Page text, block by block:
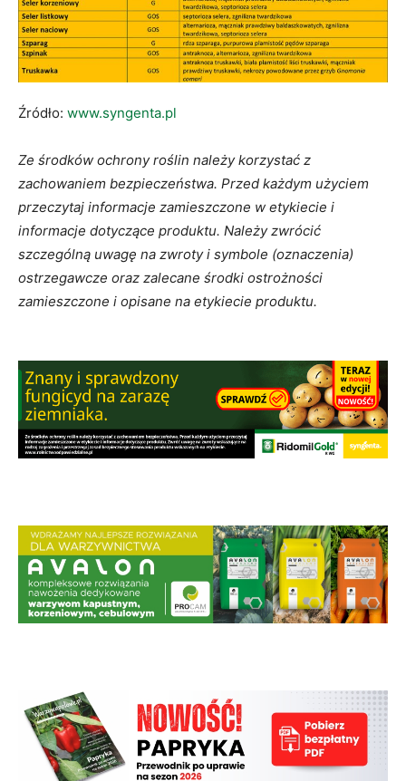
Źródło: www.syngenta.pl
Ze środków ochrony roślin należy korzystać z
zachowaniem bezpieczeństwa. Przed każdym użyciem
przeczytaj informacje zamieszczone w etykiecie i
informacje dotyczące produktu. Należy zwrócić
szczególną uwagę na zwroty i symbole (oznaczenia)
ostrzegawcze oraz zalecane środki ostrożności
zamieszczone i opisane na etykiecie produktu.